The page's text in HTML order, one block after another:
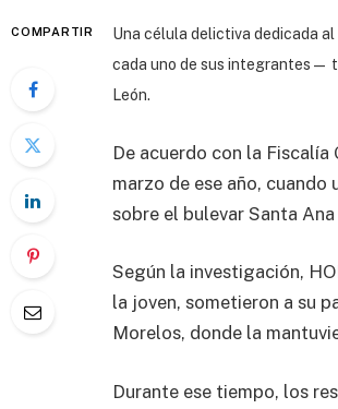
COMPARTIR
Una célula delictiva dedicada
cada uno de sus integrantes—
León.
De acuerdo con la
marzo de ese año,
sobre el bulevar Santa
Según la investigación,
la joven, sometieron a su
Morelos, donde la
Durante ese tiempo, los